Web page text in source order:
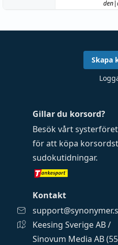
Gillar du korsord?
Besök vårt
för att köpa
sudokutidningar.
Kontakt
Keesing Sverige AB /
Sinovum Media AB
Skapa